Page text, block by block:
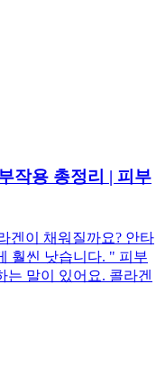
작용 총정리 | 피부
겐이 채워질까요? 안타
훨씬 낫습니다. " 피부
말이 있어요. 콜라겐